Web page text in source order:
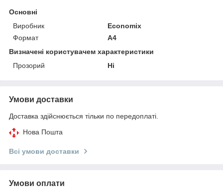
Основні
Виробник
Economix
Формат
A4
Визначені користувачем характеристики
Прозорий
Ні
Умови доставки
Доставка здійснюється тільки по передоплаті.
Нова Пошта
Всі умови доставки
Умови оплати